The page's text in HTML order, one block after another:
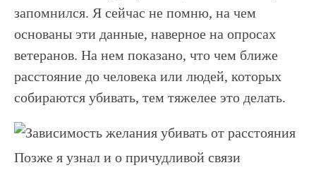
запомнился. Я сейчас не помню, на чем
основаны эти данные, наверное на опросах
ветеранов. На нем показано, что чем ближе
расстояние до человека или людей, которых
собираются убивать, тем тяжелее это делать.
Позже я узнал и о причудливой связи